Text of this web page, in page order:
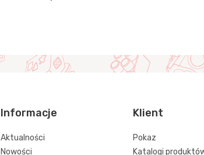
Informacje
Aktualności
Nowości
Klient
Pokaz
Katalogi